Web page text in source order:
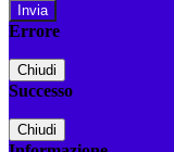
Errore
Chiudi
Successo
Chiudi